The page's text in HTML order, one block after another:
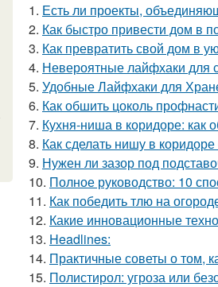
1. Есть ли проекты,
2. Как быстро привести дом в
3. Как превратить свой дом в
4. Невероятные лайфхаки для
5. Удобные Лайфхаки для
6. Как обшить цоколь
7. Кухня-ниша в коридоре: как
8. Как сделать нишу в
9. Нужен ли зазор под
10. Полное руководство: 10
11. Как победить тлю на
12. Какие инновационные
13. Headlines:
14. Практичные советы о том,
15. Полистирол: угроза или